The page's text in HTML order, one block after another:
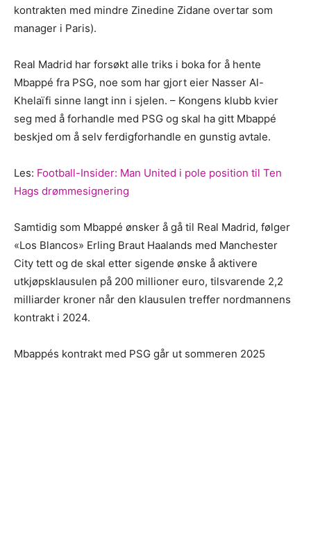
kontrakten med mindre Zinedine Zidane overtar som
manager i Paris).
Real Madrid har forsøkt alle triks i boka for å hente
Mbappé fra PSG, noe som har gjort eier Nasser Al-
Khelaïfi sinne langt inn i sjelen. – Kongens klubb kvier
seg med å forhandle med PSG og skal ha gitt Mbappé
beskjed om å selv ferdigforhandle en gunstig avtale.
Les: Football-Insider: Man United i pole position til Ten
Hags drømmesignering
Samtidig som Mbappé ønsker å gå til Real Madrid, følger
«Los Blancos» Erling Braut Haalands med Manchester
City tett og de skal etter sigende ønske å aktivere
utkjøpsklausulen på 200 millioner euro, tilsvarende 2,2
milliarder kroner når den klausulen treffer nordmannens
kontrakt i 2024.
Mbappés kontrakt med PSG går ut sommeren 2025